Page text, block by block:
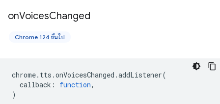
onVoicesChanged
Chrome 124 ขึ้นไป
chrome. tts .onVoicesChanged .addListener(
callback : function,
)